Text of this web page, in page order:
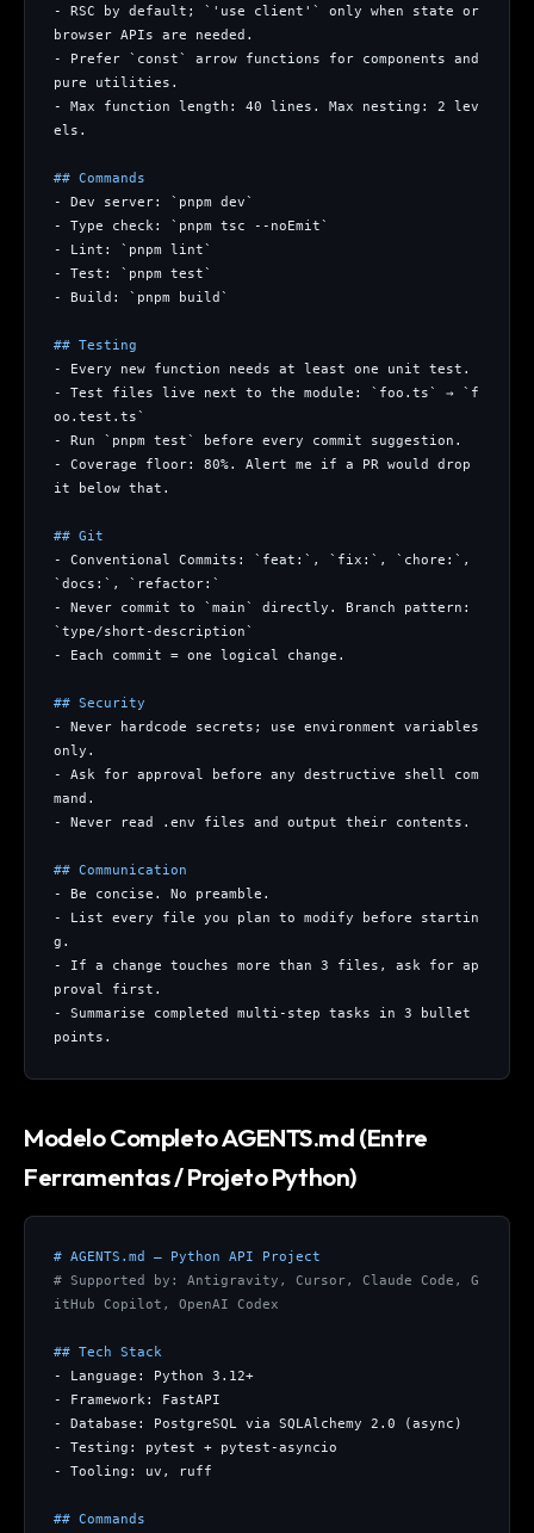
- RSC by default; `'use client'` only when state or
browser APIs are needed.
- Prefer `const` arrow functions for components and
pure utilities.
- Max function length: 40 lines. Max nesting: 2 lev
els.
## Commands
- Dev server: `pnpm dev`
- Type check: `pnpm tsc --noEmit`
- Lint: `pnpm lint`
- Test: `pnpm test`
- Build: `pnpm build`
## Testing
- Every new function needs at least one unit test.
- Test files live next to the module: `foo.ts` → `f
oo.test.ts`
- Run `pnpm test` before every commit suggestion.
- Coverage floor: 80%. Alert me if a PR would drop
it below that.
## Git
- Conventional Commits: `feat:`, `fix:`, `chore:`,
`docs:`, `refactor:`
- Never commit to `main` directly. Branch pattern:
`type/short-description`
- Each commit = one logical change.
## Security
- Never hardcode secrets; use environment variables
only.
- Ask for approval before any destructive shell com
mand.
- Never read .env files and output their contents.
## Communication
- Be concise. No preamble.
- List every file you plan to modify before startin
g.
- If a change touches more than 3 files, ask for ap
proval first.
- Summarise completed multi-step tasks in 3 bullet
points.
Modelo Completo AGENTS.md (Entre
Ferramentas / Projeto Python)
# AGENTS.md — Python API Project
# Supported by: Antigravity, Cursor, Claude Code, G
itHub Copilot, OpenAI Codex
## Tech Stack
- Language: Python 3.12+
- Framework: FastAPI
- Database: PostgreSQL via SQLAlchemy 2.0 (async)
- Testing: pytest + pytest-asyncio
- Tooling: uv, ruff
## Commands